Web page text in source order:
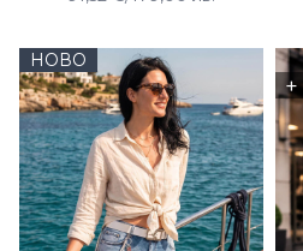
НОВО
+